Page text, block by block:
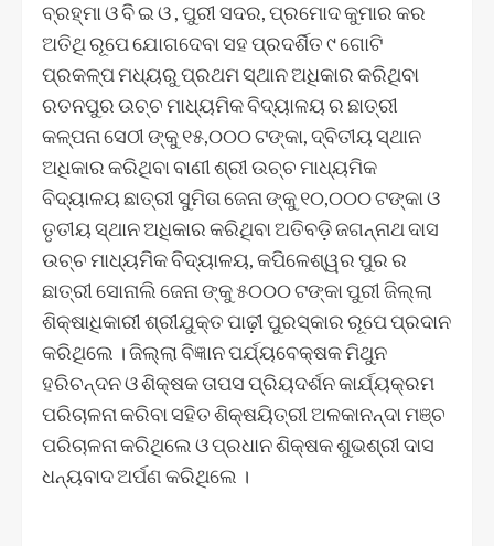
ବ୍ରହ୍ମା ଓ ବି ଇ ଓ , ପୁରୀ ସଦର, ପ୍ରମୋଦ କୁମାର କର
ଅତିଥି ରୂପେ ଯୋଗଦେବା ସହ ପ୍ରଦର୍ଶିତ ୯ ଗୋଟି
ପ୍ରକଳ୍ପ ମଧ୍ୟରୁ ପ୍ରଥମ ସ୍ଥାନ ଅଧିକାର କରିଥିବା
ରତନପୁର ଉଚ୍ଚ ମାଧ୍ୟମିକ ବିଦ୍ୟାଳୟ ର ଛାତ୍ରୀ
କଳ୍ପନା ସେଠୀ ଙ୍କୁ ୧୫,୦୦୦ ଟଙ୍କା, ଦ୍ବିତୀୟ ସ୍ଥାନ
ଅଧିକାର କରିଥିବା ବାଣୀ ଶ୍ରୀ ଉଚ୍ଚ ମାଧ୍ୟମିକ
ବିଦ୍ୟାଳୟ ଛାତ୍ରୀ ସୁମିତା ଜେନା ଙ୍କୁ ୧୦,୦୦୦ ଟଙ୍କା ଓ
ତୃତୀୟ ସ୍ଥାନ ଅଧିକାର କରିଥିବା ଅତିବଡ଼ି ଜଗନ୍ନାଥ ଦାସ
ଉଚ୍ଚ ମାଧ୍ୟମିକ ବିଦ୍ୟାଳୟ, କପିଳେଶ୍ୱର ପୁର ର
ଛାତ୍ରୀ ସୋନାଲି ଜେନା ଙ୍କୁ ୫୦୦୦ ଟଙ୍କା ପୁରୀ ଜିଲ୍ଲା
ଶିକ୍ଷାଧିକାରୀ ଶ୍ରୀଯୁକ୍ତ ପାଢ଼ୀ ପୁରସ୍କାର ରୂପେ ପ୍ରଦାନ
କରିଥିଲେ । ଜିଲ୍ଲା ବିଜ୍ଞାନ ପର୍ଯ୍ୟବେକ୍ଷକ ମିଥୁନ
ହରିଚନ୍ଦନ ଓ ଶିକ୍ଷକ ତାପସ ପ୍ରିୟଦର୍ଶନ କାର୍ଯ୍ୟକ୍ରମ
ପରିଚାଳନା କରିବା ସହିତ ଶିକ୍ଷୟିତ୍ରୀ ଅଳକାନନ୍ଦା ମଞ୍ଚ
ପରିଚାଳନା କରିଥିଲେ ଓ ପ୍ରଧାନ ଶିକ୍ଷକ ଶୁଭଶ୍ରୀ ଦାସ
ଧନ୍ୟବାଦ ଅର୍ପଣ କରିଥିଲେ ।